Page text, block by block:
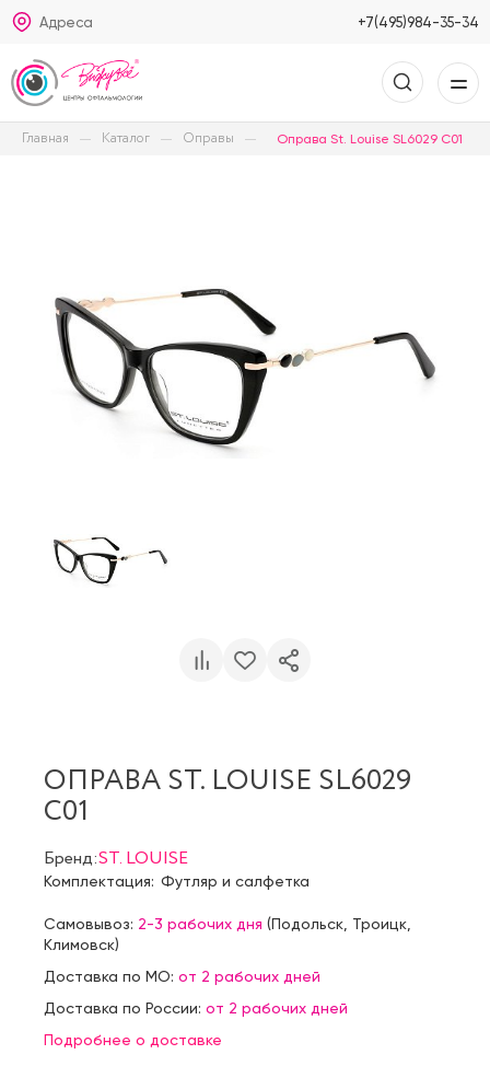
Адреса +7(495)984-35-34
Главная Каталог Оправы Оправа St. Louise SL6029 C01
ОПРАВА ST. LOUISE SL6029
C01
Бренд:ST. LOUISE
Комплектация: Футляр и салфетка
Самовывоз: 2-3 рабочих дня (Подольск Троицк
Климовск)
Доставка по МО: от 2 рабочих дней
Доставка по России: от 2 рабочих дней
Подробнее о доставке